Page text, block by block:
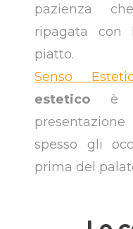
pazienza
ripagata con
piatto.
Senso
estetico è
spesso gli
prima del